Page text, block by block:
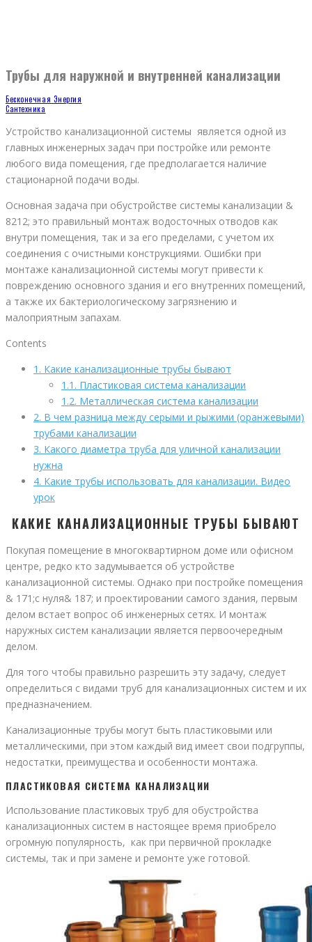
Трубы для наружной и внутренней канализации
Бесконечная Энергия
Сантехника
Устройство канализационной системы является одной из
главных инженерных задач при постройке или ремонте
любого вида помещения, где предполагается наличие
стационарной подачи воды.
Основная задача при обустройстве системы канализации &
8212; это правильный монтаж водосточных отводов как
внутри помещения, так и за его пределами, с учетом их
соединения с очистными конструкциями. Ошибки при
монтаже канализационной системы могут привести к
повреждению основного здания и его внутренних помещений,
а также их бактериологическому загрязнению и
малоприятным запахам.
Contents
1. Какие канализационные трубы бывают
1.1. Пластиковая система канализации
1.2. Металлическая система канализации
2. В чем разница между серыми и рыжими (оранжевыми)
трубами канализации
3. Какого диаметра труба для уличной канализации
нужна
4. Какие трубы использовать для канализации. Видео
урок
КАКИЕ КАНАЛИЗАЦИОННЫЕ ТРУБЫ БЫВАЮТ
Покупая помещение в многоквартирном доме или офисном
центре, редко кто задумывается об устройстве
канализационной системы. Однако при постройке помещения
& 171;с нуля& 187; и проектировании самого здания, первым
делом встает вопрос об инженерных сетях. И монтаж
наружных систем канализации является первоочередным
делом.
Для того чтобы правильно разрешить эту задачу, следует
определиться с видами труб для канализационных систем и их
предназначением.
Канализационные трубы могут быть пластиковыми или
металлическими, при этом каждый вид имеет свои подгруппы,
недостатки, преимущества и особенности монтажа.
ПЛАСТИКОВАЯ СИСТЕМА КАНАЛИЗАЦИИ
Использование пластиковых труб для обустройства
канализационных систем в настоящее время приобрело
огромную популярность, как при первичной прокладке
системы, так и при замене и ремонте уже готовой.